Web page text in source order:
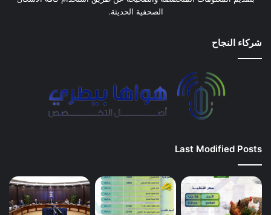
الصحفية الحديثة.
شركاء النجاح
Last Modified Posts